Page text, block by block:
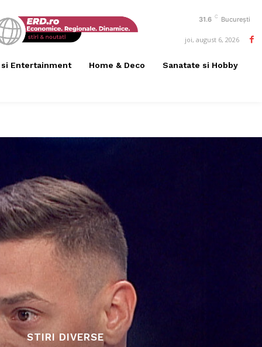
31.6 C București
joi, august 6, 2026
Entertainment Home & Deco Sanatate si Hobby
STIRI DIVERSE